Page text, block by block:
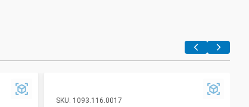
SKU: 1093.116.0017